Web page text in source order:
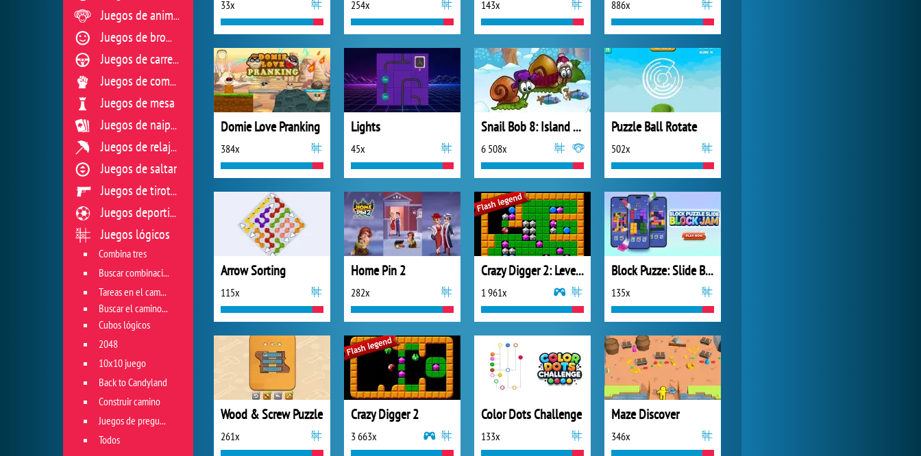
33x 254x 143x 886x
Domie Love Pranking
384x
Lights
45x
Snail Bob 8: Island Story
6 508x
Puzzle Ball Rotate
502x
Arrow Sorting
115x
Home Pin 2
282x
Crazy Digger 2: Level Pack
1 961x
Block Puzze: Slide Block Jam
135x
Wood & Screw Puzzle
261x
Crazy Digger 2
3 663x
Color Dots Challenge
133x
Maze Discover
346x
Juegos de animales
Juegos de broma
Juegos de carreras
Juegos de combate
Juegos de mesa
Juegos de naipes
Juegos de relajación
Juegos de saltar
Juegos de tiroteo
Juegos deportivos
Juegos lógicos
Combina tres
Buscar combinación
Tareas en el campo de juego
Buscar el camino correcto
Cubos lógicos
2048
10x10 juego
Back to Candyland
Construir camino
Juegos de preguntas
Todos
Forge of Empires
World of Tanks